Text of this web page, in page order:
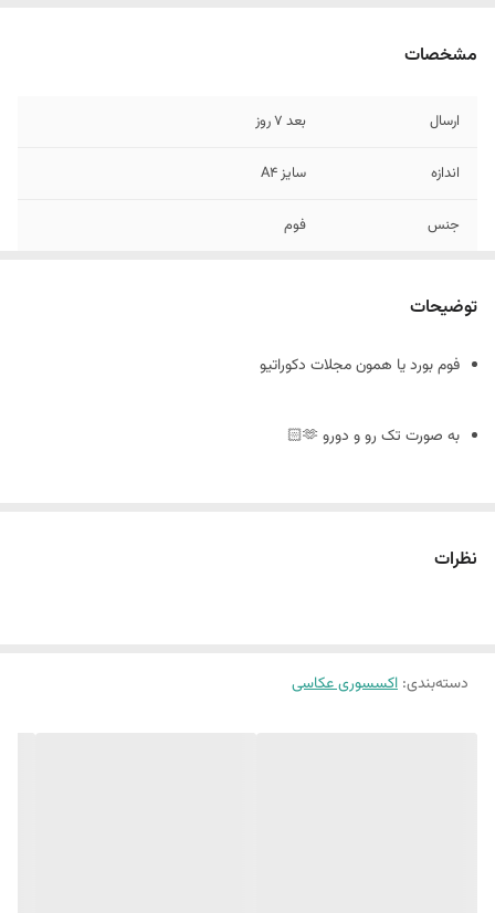
مشخصات
ارسال بعد 7 روز
اندازه سایز A4
جنس فوم
توضیحات
فوم بورد یا همون مجلات دکوراتیو
به صورت تک رو و دورو 🫶🏻
نظرات
دسته‌بندی: اکسسوری عکاسی